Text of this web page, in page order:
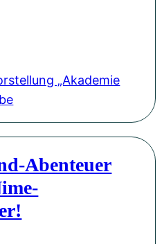
Abenteuer